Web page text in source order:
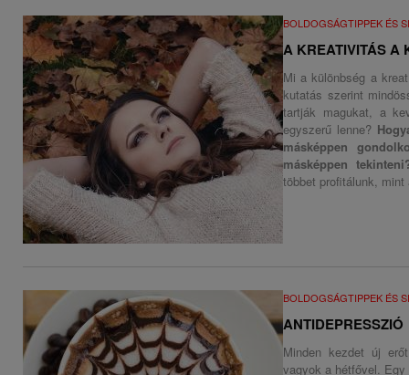
BOLDOGSÁGTIPPEK ÉS
A KREATIVITÁS A
Mi a különbség a
kutatás szerint
tartják magukat, a
egyszerű lenne?
másképpen
másképpen
többet profitálunk, mint
BOLDOGSÁGTIPPEK ÉS
ANTIDEPRESSZIÓ
Minden kezdet új
vagyok a hétfővel.